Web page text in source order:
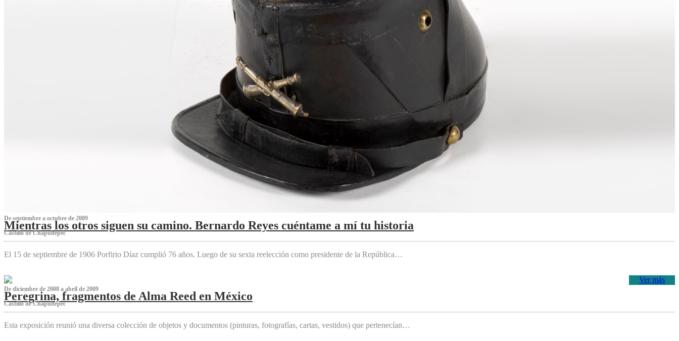
De septiembre a octubre de 2009
Mientras los otros siguen su camino. Bernardo Reyes cuéntame a mí tu historia
Castillo de Chapultepec
El 15 de septiembre de 1906 Porfirio Díaz cumplió 76 años. Luego de su sexta reelección como presidente de la República…
Ver más
De diciembre de 2008 a abril de 2009
Peregrina, fragmentos de Alma Reed en México
Castillo de Chapultepec
Esta exposición reunió una diversa colección de objetos y documentos (pinturas, fotografías, cartas, vestidos) que pertenecían…